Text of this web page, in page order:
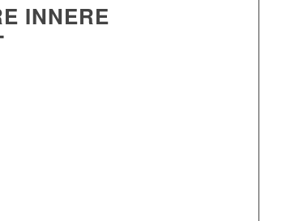
INNERE